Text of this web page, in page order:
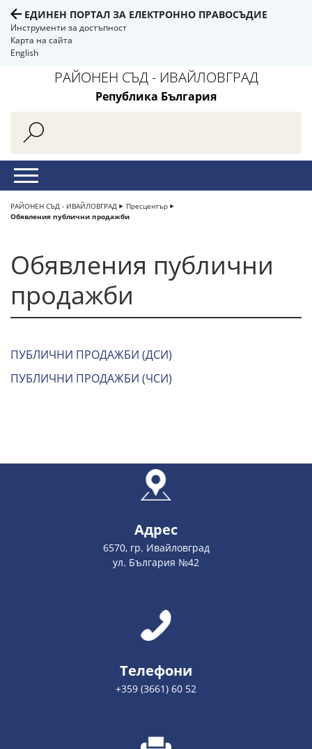
ЕДИНЕН ПОРТАЛ ЗА ЕЛЕКТРОННО ПРАВОСЪДИЕ
Инструменти за достъпност
Карта на сайта
English
РАЙОНЕН СЪД - ИВАЙЛОВГРАД
Република България
РАЙОНЕН СЪД - ИВАЙЛОВГРАД
Пресцентър
Обявления публични продажби
Обявления публични
продажби
ПУБЛИЧНИ ПРОДАЖБИ (ДСИ)
ПУБЛИЧНИ ПРОДАЖБИ (ЧСИ)
Адрес
6570, гр. Ивайловград
ул. България №42
Телефони
+359 (3661) 60 52